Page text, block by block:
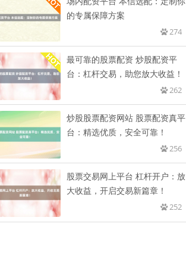
的专属保障方案
274
最可靠的股票配资 炒股配资平
台：杠杆交易，助您放大收益！
262
炒股股票配资网站 股票配资真平
台：精选优质，安全可靠！
256
股票交易网上平台 杠杆开户：放
大收益，开启交易新篇章！
252